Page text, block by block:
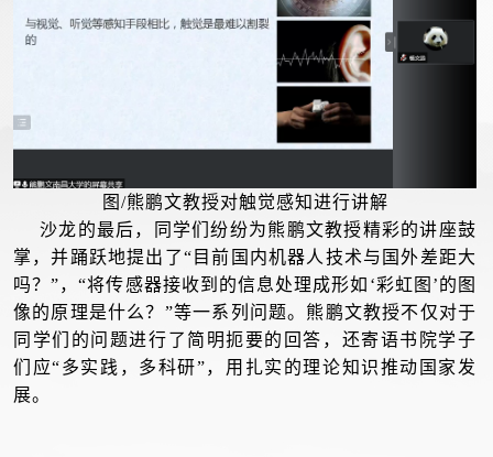
图/熊鹏文教授对触觉感知进行讲解
沙龙的最后，同学们纷纷为熊鹏文教授精彩的讲座鼓
掌，并踊跃地提出了“目前国内机器人技术与国外差距大
吗？”，“将传感器接收到的信息处理成形如‘彩虹图’的图
像的原理是什么？”等一系列问题。熊鹏文教授不仅对于
同学们的问题进行了简明扼要的回答，还寄语书院学子
们应“多实践，多科研”，用扎实的理论知识推动国家发
展。